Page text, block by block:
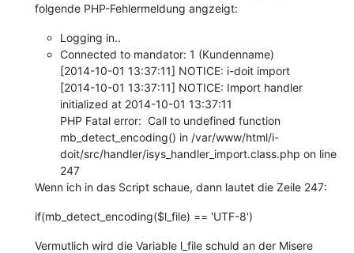
folgende PHP-Fehlermeldung angzeigt:
Logging in..
Connected to mandator: 1 (Kundenname)
[2014-10-01 13:37:11] NOTICE: i-doit import
[2014-10-01 13:37:11] NOTICE: Import handler
initialized at 2014-10-01 13:37:11
PHP Fatal error: Call to undefined function
mb_detect_encoding() in /var/www/html/i-
doit/src/handler/isys_handler_import.class.php on line
247
Wenn ich in das Script schaue, dann lautet die Zeile 247:
if(mb_detect_encoding($l_file) == 'UTF-8')
Vermutlich wird die Variable l_file schuld an der Misere